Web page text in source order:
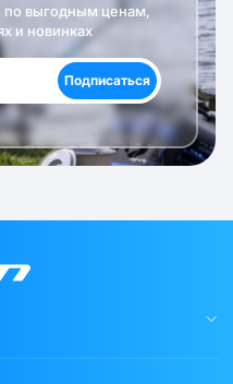
по выгодным ценам,
и новинках
Подписаться